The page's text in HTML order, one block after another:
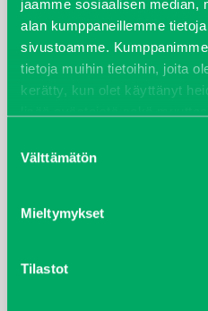
jaamme sosiaalisen median,
alan kumppaneillemme
sivustoamme.
tietoja muihin tietoihin, joita
kerätty, kun olet käyttänyt
valinta
Välttämätön
Mieltymykset
Tilastot
LUE LISÄÄ
Tervetuloa käymään!